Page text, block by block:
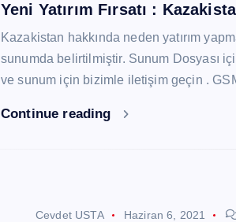
Yeni Yatırım Fırsatı :
Kazakistan hakkında neden yatırım
sunumda belirtilmiştir. Sunum Dosyası
ve sunum için bizimle iletişim geçin .
Continue reading
Cevdet USTA Haziran 6, 2021